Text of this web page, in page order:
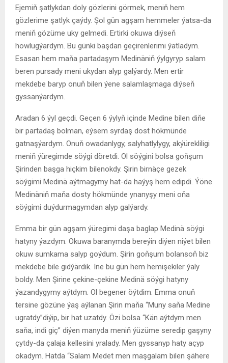
Ejemiň şatlykdan doly gözlerini görmek, meniň hem
gözlerime şatlyk çaýdy. Şol gün agşam hemmeler ýatsa-da
meniň gözüme uky gelmedi. Ertirki okuwa diýseň
howlugýardym. Bu günki başdan geçirenlerimi ýatladym.
Esasan hem maňa partadaşym Medinäniň ýylgyryp salam
beren pursady meni ukydan alyp galýardy. Men ertir
mekdebe baryp onuň bilen ýene salamlaşmaga diýseň
gyssanýardym.
Aradan 6 ýyl geçdi. Geçen 6 ýylyň içinde Medine bilen diňe
bir partadaş bolman, eýsem syrdaş dost hökmünde
gatnaşýardym. Onuň owadanlygy, salyhatlylygy, akýürekliligi
meniň ýüregimde söýgi döretdi. Ol söýgini bolsa goňşum
Şirinden başga hiçkim bilenokdy. Şirin birnäçe gezek
söýgimi Medinä aýtmagymy hat-da haýyş hem edipdi. Ýöne
Medinäniň maňa dosty hökmünde ynanyşy meni oňa
söýgimi duýdurmagymdan alyp galýardy.
Emma bir gün agşam ýüregimi daşa baglap Medinä söýgi
hatyny ýazdym. Okuwa baranymda bereýin diýen niýet bilen
okuw sumkama salyp goýdum. Şirin goňşum bolansoň biz
mekdebe bile gidýärdik. Ine bu gün hem hemişekiler ýaly
boldy. Men Şirine çekine-çekine Medinä söýgi hatyny
ýazandygymy aýtdym. Ol begener öýtdim. Emma onuň
tersine gözüne ýaş aýlanan Şirin maňa “Muny saňa Medine
ugratdy”diýip, bir hat uzatdy. Özi bolsa “Kän aýtdym men
saňa, indi giç” diýen manyda meniň ýüzüme seredip gaşyny
çytdy-da çalaja kellesini yralady. Men gyssanyp haty açyp
okadym. Hatda “Salam Medet men maşgalam bilen şähere